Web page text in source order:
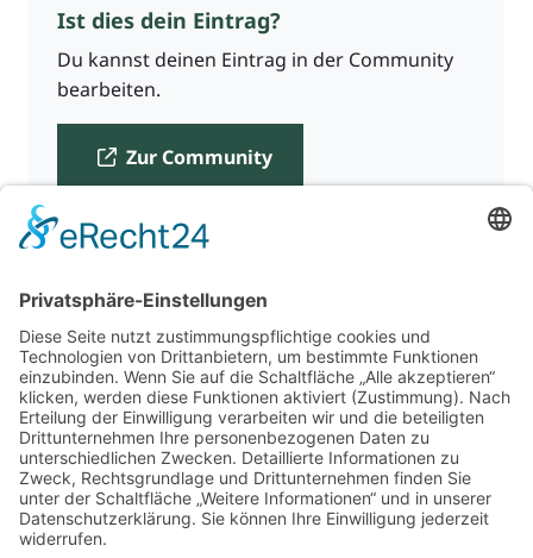
Ist dies dein Eintrag?
Du kannst deinen Eintrag in der Community
bearbeiten.
Zur Community
Für Beratende
Kontakt
Über uns